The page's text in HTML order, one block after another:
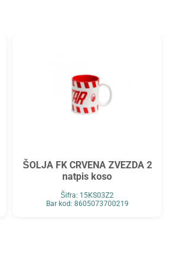
ŠOLJA FK CRVENA ZVEZDA 2
natpis koso
Šifra: 15KS03Z2
Bar kod: 8605073700219